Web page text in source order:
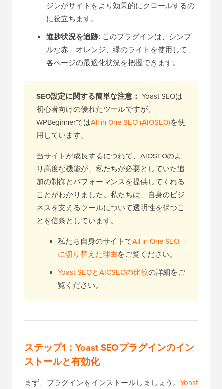
ジンがサイトをより効果的にクロールするの
に役立ちます。
進捗状況を追跡: このプラグインは、シンプ
ルな赤、オレンジ、緑のライトを使用して、
各ページの最適化状況を把握できます。
SEO設定に関する簡単な注意： Yoast SEOは
初心者向けの優れたツールですが、
WPBeginnerではAll in One SEO (AIOSEO)を使
用しています。
当サイトが成長するにつれて、AIOSEOのよ
り高度な機能が、私たちが必要としていた追
加の制御とパフォーマンスを提供してくれる
ことがわかりました。私たちは、自身のビジ
ネスを支えるツールについて透明性を保つこ
とを信条としています。
私たち自身のサイトでAll in One SEO
に切り替えた理由をご覧ください。
Yoast SEOとAIOSEOの比較の詳細をご
覧ください。
ステップ1：Yoast SEOプラグインのイン
ストールと有効化
まず、プラグインをインストールしましょう。 Yoast